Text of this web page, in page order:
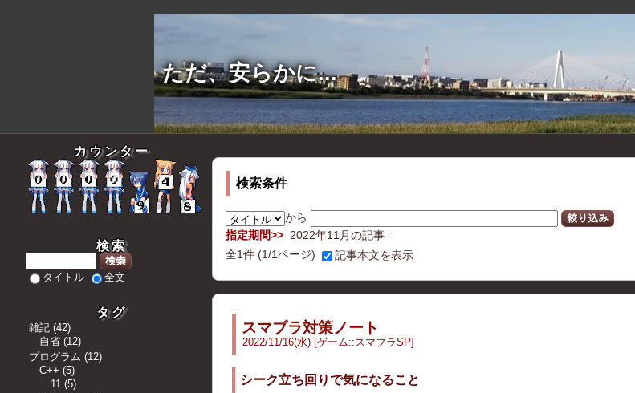
ただ、安らかに...
カウンター
検索
検索
タイトル 全文
タグ
雑記 (42)
自省 (12)
プログラム (12)
C++ (5)
11 (5)
検索条件
から 絞り込み
指定期間
2022年11月の記事
全1件 (1/1ページ) 記事本文を表示
スマブラ対策ノート
2022/11/16(水) ゲーム:: スマブラSP
シーク立ち回りで気になること